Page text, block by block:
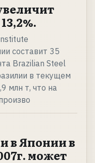
составит 35
Brazilian Steel
в текущем
млн т, что на
в Японии в
может